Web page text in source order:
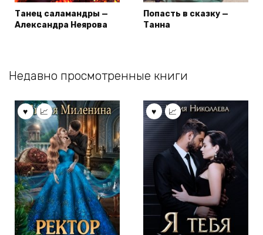
Танец саламандры —
Александра Неярова
Попасть в сказку —
Танна
Недавно просмотренные книги